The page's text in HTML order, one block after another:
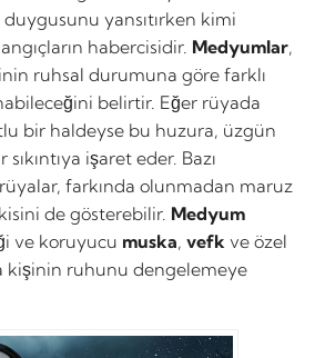
yansıtırken kimi
habercisidir. Medyumlar,
ruhsal durumuna göre farklı
belirtir. Eğer rüyada
bir haldeyse bu huzura, üzgün
işaret eder. Bazı
farkında olunmadan maruz
de gösterebilir. Medyum
ve koruyucu muska, vefk ve özel
kişinin ruhunu dengelemeye